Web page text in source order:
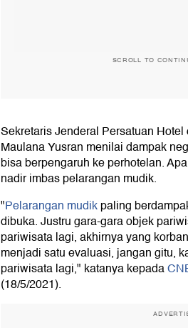
SCROLL TO
Sekretaris Jenderal Persatuan
Maulana Yusran menilai dampak
bisa berpengaruh ke perhotelan.
nadir imbas pelarangan mudik.
"Pelarangan mudikpaling
dibuka. Justru gara-gara objek
pariwisata lagi, akhirnya yang
menjadi satu evaluasi, jangan gitu,
pariwisata lagi," katanya kepada
(18/5/2021).